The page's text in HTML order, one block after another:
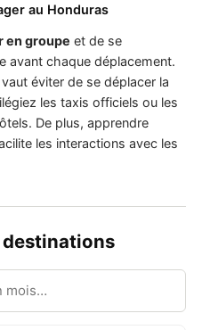
au Honduras
en groupe et de se
avant chaque déplacement.
éviter de se déplacer la
les taxis officiels ou les
De plus, apprendre
les interactions avec les
destinations